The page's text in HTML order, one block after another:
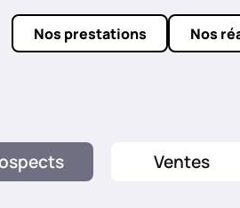
Nos prestations Nos
Ventes